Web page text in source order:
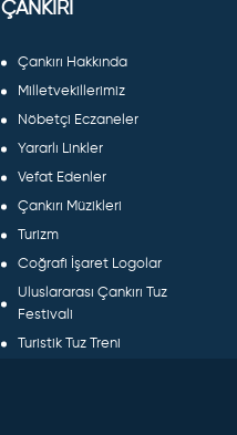
ÇANKIRI
Çankırı Hakkında
Milletvekillerimiz
Nöbetçi Eczaneler
Yararlı Linkler
Vefat Edenler
Çankırı Müzikleri
Turizm
Coğrafi İşaret Logolar
Uluslararası Çankırı Tuz
Festivali
Turistik Tuz Treni